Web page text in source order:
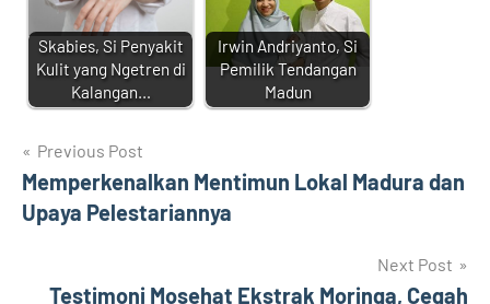
Skabies, Si Penyakit
Kulit yang Ngetren di
Kalangan…
Irwin Andriyanto, Si
Pemilik Tendangan
Madun
Navigasi
pos
Previous Post
Memperkenalkan Mentimun Lokal Madura dan
Upaya Pelestariannya
Next Post
Testimoni Mosehat Ekstrak Moringa, Cegah